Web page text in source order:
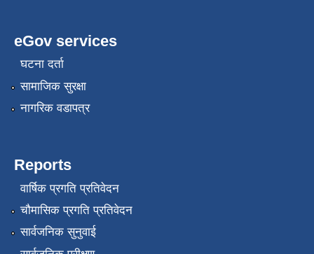
eGov services
घटना दर्ता
सामाजिक सुरक्षा
नागरिक वडापत्र
Reports
वार्षिक प्रगति प्रतिवेदन
चौमासिक प्रगति प्रतिवेदन
सार्वजनिक सुनुवाई